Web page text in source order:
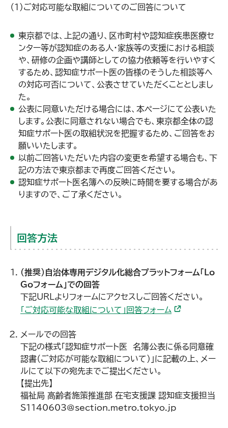
（１）ご対応可能な取組についてのご回答について
東京都では、上記の通り、区市町村や認知症疾患医療セ
ンター等が認知症のある人・家族等の支援における相談
や、研修の企画や講師としての協力依頼等を行いやすく
するため、認知症サポート医の皆様のそうした相談等へ
の対応可否について、公表させていただくこととしまし
た。
公表に同意いただける場合には、本ページにて公表いた
します。公表に同意されない場合でも、東京都全体の認
知症サポート医の取組状況を把握するため、ご回答をお
願いいたします。
以前ご回答いただいた内容の変更を希望する場合も、下
記の方法で東京都まで再度ご回答ください。
認知症サポート医名簿への反映に時間を要する場合があ
りますので、ご了承ください。
回答方法
（推奨）自治体専用デジタル化総合プラットフォーム「Lo
Goフォーム」での回答
下記URLよりフォームにアクセスしご回答ください。
「ご対応可能な取組について」回答フォーム （外部リンク）
メールでの回答
下記の様式「認知症サポート医 名簿公表に係る同意確
認書（ご対応が可能な取組について）」に記載の上、メー
ルにて以下の宛先までご提出ください。
【提出先】
福祉局 高齢者施策推進部 在宅支援課 認知症支援担当
S1140603@section.metro.tokyo.jp